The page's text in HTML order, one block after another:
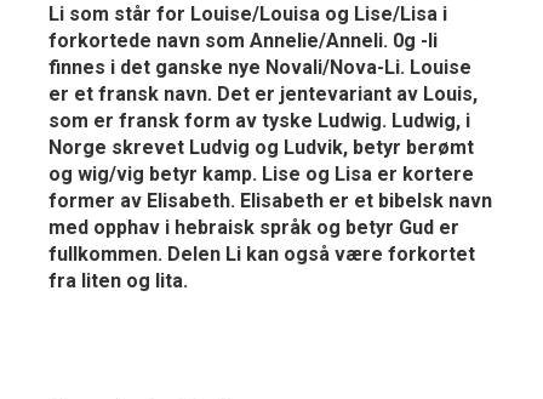
Li som står for Louise/Louisa og Lise/Lisa i
forkortede navn som Annelie/Anneli. 0g -li
finnes i det ganske nye Novali/Nova-Li. Louise
er et fransk navn. Det er jentevariant av Louis,
som er fransk form av tyske Ludwig. Ludwig, i
Norge skrevet Ludvig og Ludvik, betyr berømt
og wig/vig betyr kamp. Lise og Lisa er kortere
former av Elisabeth. Elisabeth er et bibelsk navn
med opphav i hebraisk språk og betyr Gud er
fullkommen. Delen Li kan også være forkortet
fra liten og lita.